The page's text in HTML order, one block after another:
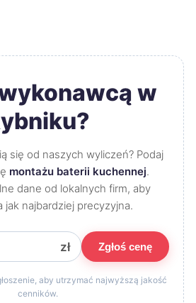
w
się od naszych wyliczeń? Podaj
montażu baterii kuchennej.
dane od lokalnych firm, aby
jak najbardziej precyzyjna.
zł Zgłoś cenę
aby utrzymać najwyższą jakość
cenników.